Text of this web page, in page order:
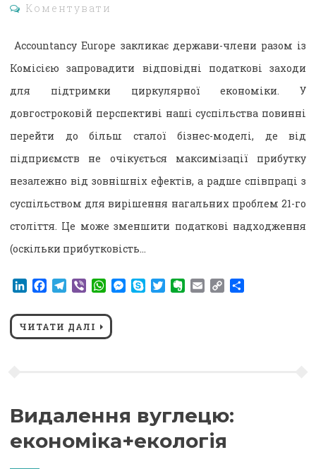
Коментувати
Accountancy Europe закликає держави-члени разом із
Комісією запровадити відповідні податкові заходи
для підтримки циркулярної економіки. У
довгостроковій перспективі наші суспільства повинні
перейти до більш сталої бізнес-моделі, де від
підприємств не очікується максимізації прибутку
незалежно від зовнішніх ефектів, а радше співпраці з
суспільством для вирішення нагальних проблем 21-го
століття. Це може зменшити податкові надходження
(оскільки прибутковість…
LinkedIn
Facebook
Telegram
ViberWhatsApp
Messenger
SkypeTwitterEvernote
EmailCopy
ЧИТАТИ ДАЛІ
Видалення вуглецю:
економіка+екологія